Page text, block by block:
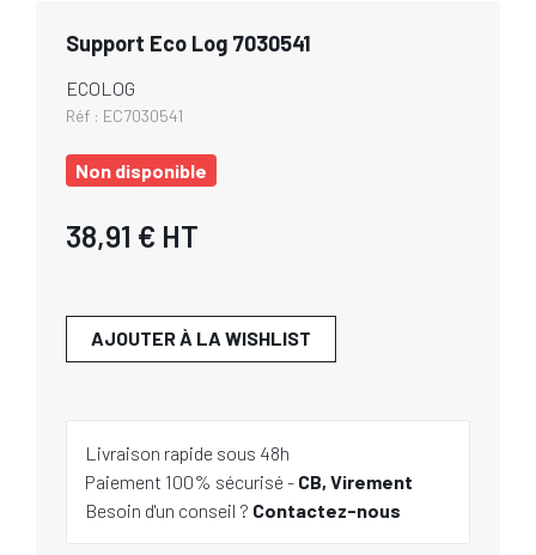
Support Eco Log 7030541
ECOLOG
Réf : EC7030541
Non disponible
38,91 € HT
AJOUTER À LA WISHLIST
Livraison rapide sous 48h
Paiement 100% sécurisé - CB, Virement
Besoin d'un conseil ? Contactez-nous